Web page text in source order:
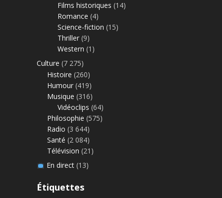
Films historiques (14)
Romance (4)
Science-fiction (15)
Thriller (9)
Western (1)
Culture (7 275)
Histoire (260)
Humour (419)
Musique (316)
Vidéoclips (64)
Philosophie (575)
Radio (3 644)
Santé (2 084)
Télévision (21)
En direct(13)
Étiquettes